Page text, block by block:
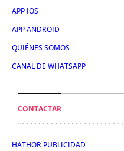
APP IOS
APP ANDROID
QUIÉNES SOMOS
CANAL DE WHATSAPP
CONTACTAR
HATHOR PUBLICIDAD